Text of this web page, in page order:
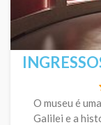
O museu é
Galilei e a